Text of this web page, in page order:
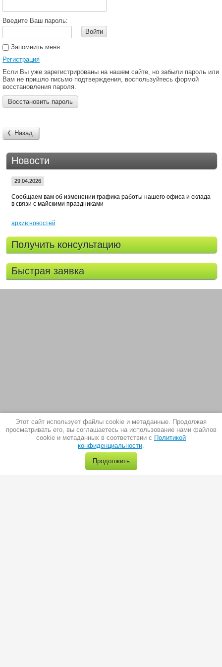
Этот сайт использует файлы cookie и метаданные. Продолжая
просматривать его, вы соглашаетесь на использование нами файлов
cookie и метаданных в соответствии с Политикой
конфиденциальности.
Продолжить
Получить консультацию
Новости
29.04.2026
Сообщаем вам об изменении графика работы нашего офиса и склада
в связи с майскими праздниками
архив новостей
Быстрая заявка
Введите Ваш пароль:
Войти
Запомнить меня
Регистрация
Если Вы уже зарегистрированы на нашем сайте, но забыли пароль или
Вам не пришло письмо подтверждения, воспользуйтесь формой
восстановления пароля.
Восстановить пароль
Назад